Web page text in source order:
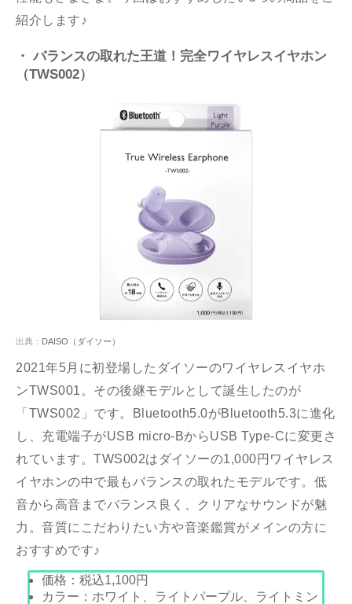
紹介します♪
・ バランスの取れた王道！完全ワイヤレスイヤホン
（TWS002）
出典： DAISO（ダイソー）
2021年5月に初登場したダイソーのワイヤレスイヤホ
ンTWS001。その後継モデルとして誕生したのが
「TWS002」です。Bluetooth5.0がBluetooth5.3に進化
し、充電端子がUSB micro-BからUSB Type-Cに変更さ
れています。TWS002はダイソーの1,000円ワイヤレス
イヤホンの中で最もバランスの取れたモデルです。低
音から高音までバランス良く、クリアなサウンドが魅
力。音質にこだわりたい方や音楽鑑賞がメインの方に
おすすめです♪
価格： 税込1,100円
カラー：ホワイト、ライトパープル、ライトミン